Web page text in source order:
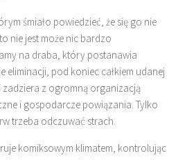
śmiało powiedzieć, że się go nie
nie jest może nic bardzo
na draba, który postanawia
pod koniec całkiem udanej
z ogromną organizacją
i gospodarcze powiązania. Tylko
trzeba odczuwać strach.
komiksowym klimatem, kontrolując